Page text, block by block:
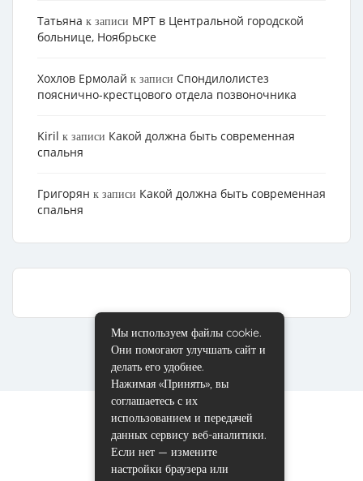
Татьяна к записи МРТ в Центральной городской
больнице, Ноябрьске
Хохлов Ермолай к записи Cпондилолистез
пояснично-крестцового отдела позвоночника
Kiril к записи Какой должна быть современная
спальня
Григорян к записи Какой должна быть современная
спальня
Мы используем файлы cookie.
Они помогают улучшать сайт и
делать его удобнее.
Нажимая «Принять», вы
соглашаетесь с их
использованием и передачей
данных сервису веб-аналитики.
Если нет — измените
настройки браузера или